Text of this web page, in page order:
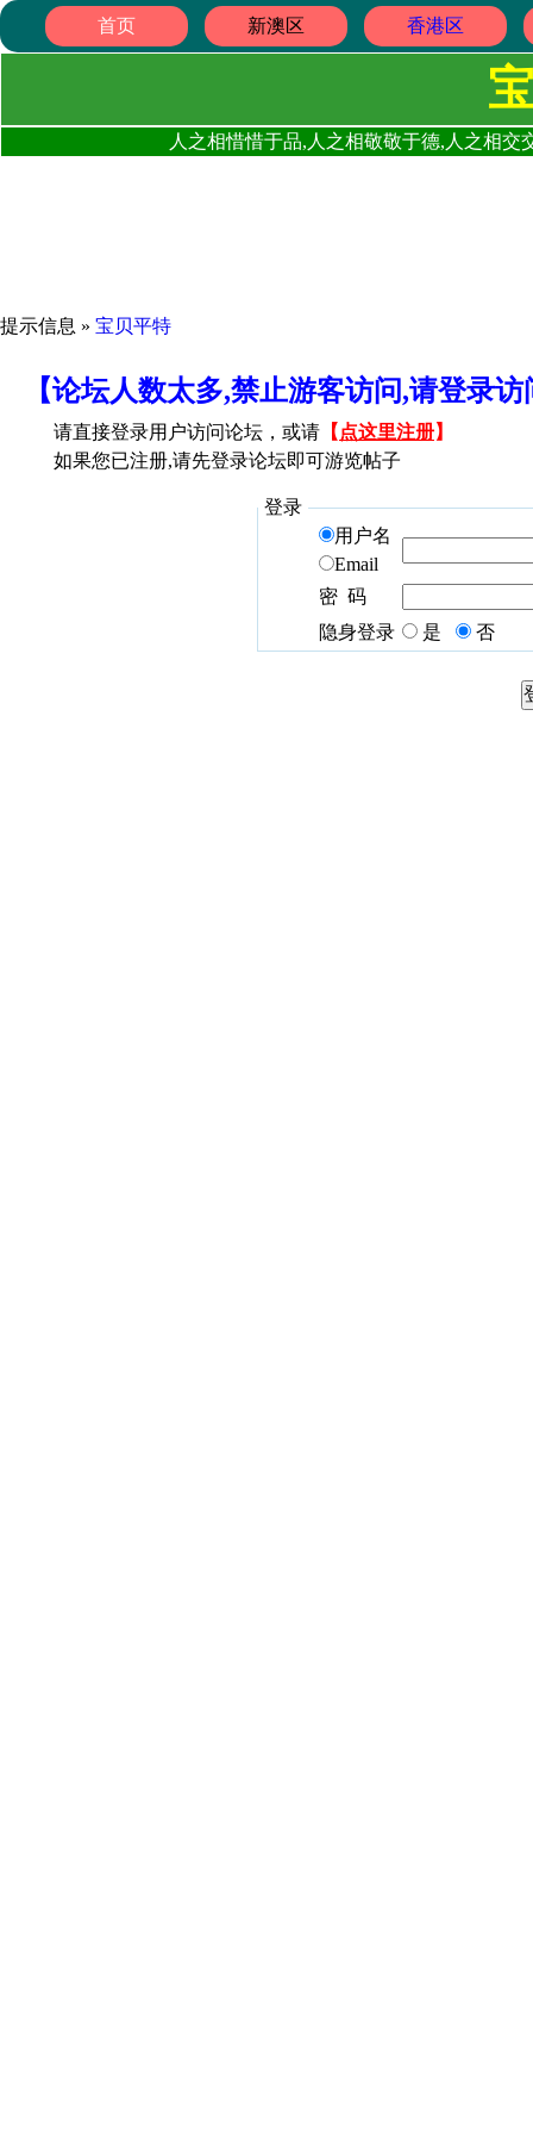
首页 新澳区 香港区
人之相惜惜于品,人之相敬敬于德,人之相
提示信息 » 宝贝平特
【论坛人数太多,禁止游客访问,请登录
请直接登录用户访问论坛，或请 【 点这里注册】
如果您已注册,请先登录论坛即可游览帖子
登录
用户名
Email
密 码
隐身登录
是 否